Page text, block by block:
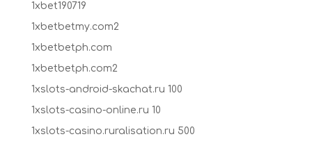
1xbet190719
1xbetbetmy.com2
1xbetbetph.com
1xbetbetph.com2
1xslots-android-skachat.ru 100
1xslots-casino-online.ru 10
1xslots-casino.ruralisation.ru 500